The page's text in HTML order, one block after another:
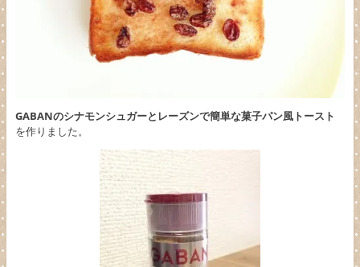
GABANのシナモンシュガーとレーズンで簡単な菓子パン風トースト
を作りました。